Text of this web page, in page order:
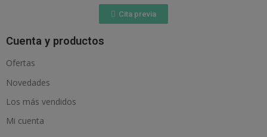
Cita previa
Cuenta y productos
Ofertas
Novedades
Los más vendidos
Mi cuenta